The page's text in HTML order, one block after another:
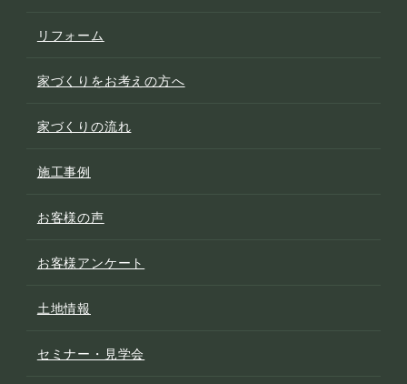
リフォーム
家づくりをお考えの方へ
家づくりの流れ
施工事例
お客様の声
お客様アンケート
土地情報
セミナー・見学会